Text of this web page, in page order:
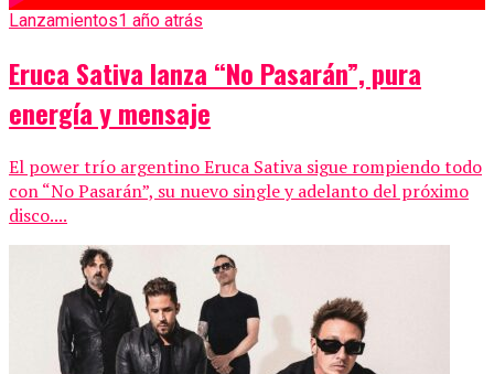
Lanzamientos1 año atrás
Eruca Sativa lanza “No Pasarán”, pura
energía y mensaje
El power trío argentino Eruca Sativa sigue rompiendo todo
con “No Pasarán”, su nuevo single y adelanto del próximo
disco....